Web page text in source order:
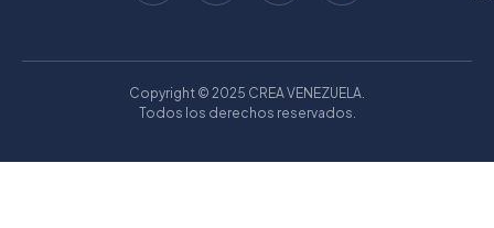
Copyright © 2025 CREA VENEZUELA.
Todos los derechos reservados.